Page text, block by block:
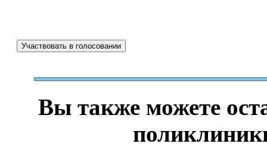
Участвовать в голосовании
Вы также можете